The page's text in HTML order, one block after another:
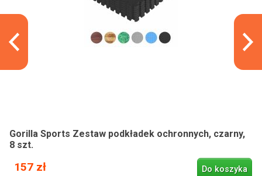
Gorilla Sports Zestaw podkładek ochronnych, czarny,
8 szt.
157 zł Do koszyka